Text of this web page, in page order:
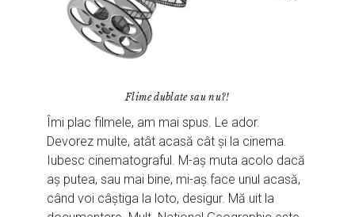
Flime dublate sau nu?!
Îmi plac filmele, am mai spus. Le ador.
Devorez multe, atât acasă cât și la cinema.
Iubesc cinematograful. M-aș muta acolo dacă
aș putea, sau mai bine, mi-aș face unul acasă,
când voi câștiga la loto, desigur. Mă uit la